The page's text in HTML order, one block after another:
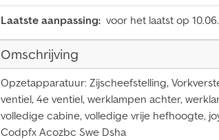
Laatste aanpassing: voor het laatst op
Omschrijving
Opzetapparatuur: Zijscheefstelling,
ventiel, 4e ventiel, werklampen achter,
volledige cabine, volledige vrije hefhoogte,
Codpfx Acozbc Swe Dsha